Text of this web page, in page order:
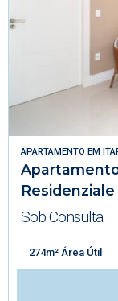
APARTAMENTO EM
Residenziale
Sob Consulta
274m² Área Útil